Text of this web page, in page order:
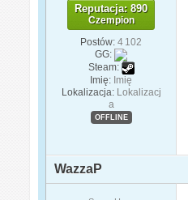
Reputacja: 890
Czempion
Postów: 4 102
GG:
Steam:
Imię: Imię
Lokalizacja: Lokalizacj
a
OFFLINE
WazzaP